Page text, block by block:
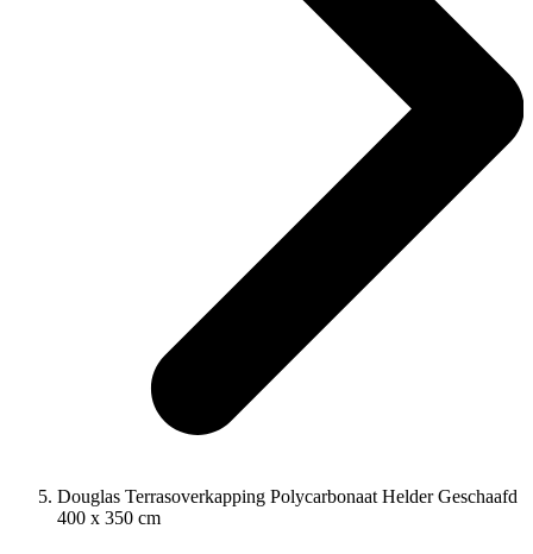
Douglas Terrasoverkapping Polycarbonaat Helder Geschaafd
400 x 350 cm